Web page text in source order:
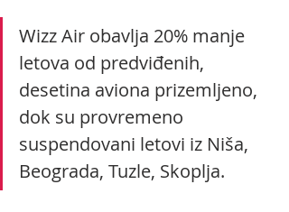
Wizz Air obavlja 20% manje
letova od predviđenih,
desetina aviona prizemljeno,
dok su provremeno
suspendovani letovi iz Niša,
Beograda, Tuzle, Skoplja.